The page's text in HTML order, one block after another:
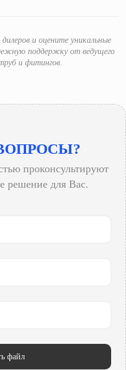
и оцените уникальные
поддержку от ведущего
и фитингов.
проконсультируют
решение для Вас.
файл